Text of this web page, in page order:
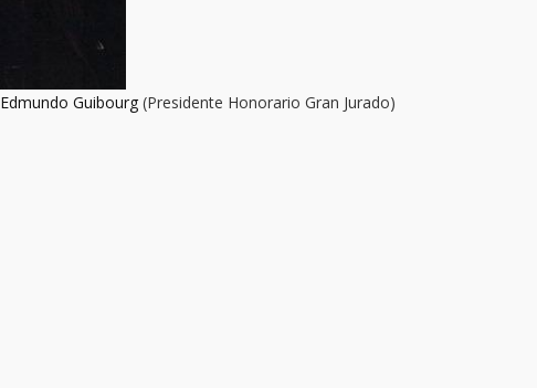
Edmundo Guibourg (Presidente Honorario Gran Jurado)